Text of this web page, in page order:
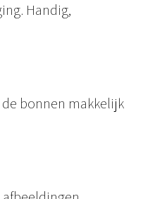
Handig,
bonnen makkelijk